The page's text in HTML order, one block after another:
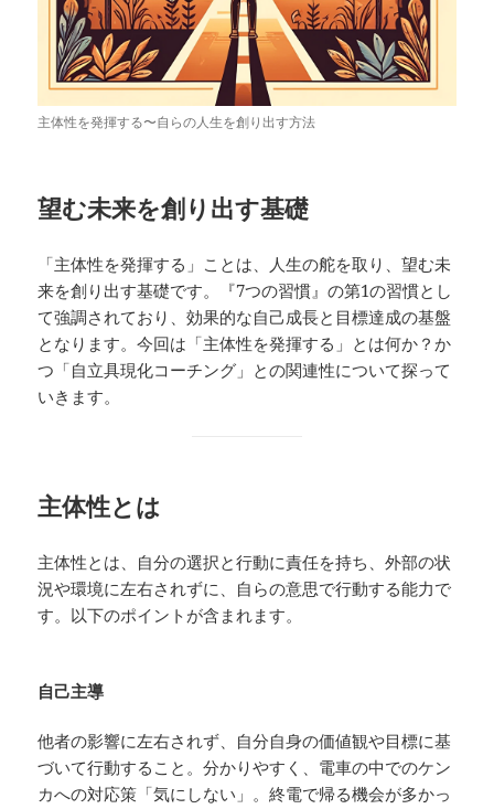
主体性を発揮する〜自らの人生を創り出す方法
望む未来を創り出す基礎
「主体性を発揮する」ことは、人生の舵を取り、望む未
来を創り出す基礎です。『7つの習慣』の第1の習慣とし
て強調されており、効果的な自己成長と目標達成の基盤
となります。今回は「主体性を発揮する」とは何か？か
つ「自立具現化コーチング」との関連性について探って
いきます。
主体性とは
主体性とは、自分の選択と行動に責任を持ち、外部の状
況や環境に左右されずに、自らの意思で行動する能力で
す。以下のポイントが含まれます。
自己主導
他者の影響に左右されず、自分自身の価値観や目標に基
づいて行動すること。分かりやすく、電車の中でのケン
カへの対応策「気にしない」。終電で帰る機会が多かっ